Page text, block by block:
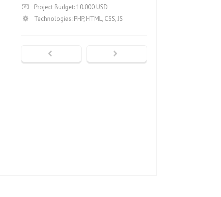
Project Budget: 10.000 USD
Technologies: PHP, HTML, CSS, JS